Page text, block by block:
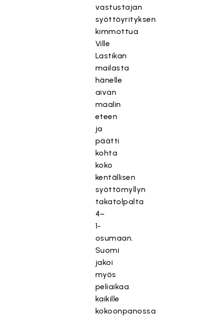
vastustajan
syöttöyrityksen
kimmottua
Ville
Lastikan
mailasta
hänelle
aivan
maalin
eteen
ja
päätti
kohta
koko
kentällisen
syöttömyllyn
takatolpalta
4–
1-
osumaan.
Suomi
jakoi
myös
peliaikaa
kaikille
kokoonpanossa